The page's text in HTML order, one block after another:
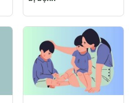
Trẻ bị sởi có được bật